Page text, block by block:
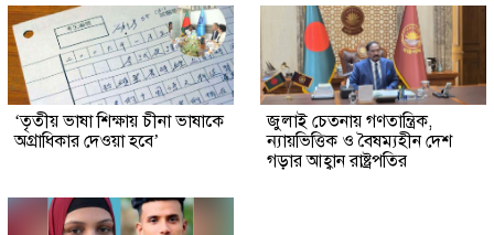
‘তৃতীয় ভাষা শিক্ষায় চীনা ভাষাকে
অগ্রাধিকার দেওয়া হবে’
জুলাই চেতনায় গণতান্ত্রিক,
ন্যায়ভিত্তিক ও বৈষম্যহীন দেশ
গড়ার আহ্বান রাষ্ট্রপতির